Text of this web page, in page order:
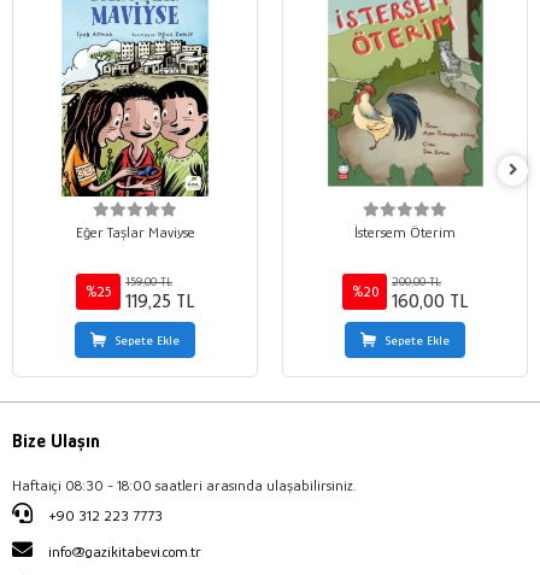
Eğer Taşlar Maviyse
%25
159,00 TL
119,25 TL
Sepete Ekle
İstersem Öterim
%20
200,00 TL
160,00 TL
Sepete Ekle
Bize Ulaşın
Haftaiçi 08:30 - 18:00 saatleri arasında ulaşabilirsiniz.
+90 312 223 7773
info@gazikitabevi.com.tr